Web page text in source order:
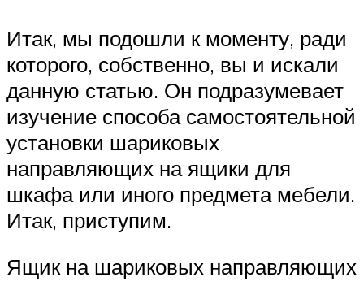
Итак, мы подошли к моменту, ради
которого, собственно, вы и искали
данную статью. Он подразумевает
изучение способа самостоятельной
установки шариковых
направляющих на ящики для
шкафа или иного предмета мебели.
Итак, приступим.
Ящик на шариковых направляющих